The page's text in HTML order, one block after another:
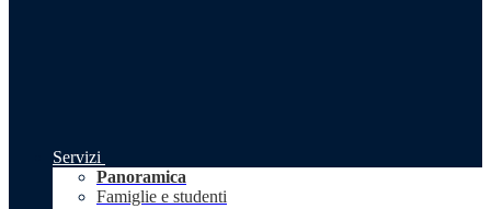
Servizi
Panoramica
Famiglie e studenti